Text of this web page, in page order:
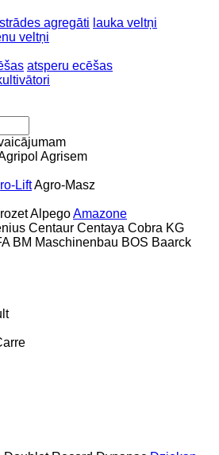
agregāti lauka veltņi
veltņi
atsperu ecēšas
Agrisem
LiftAgro-Masz
AlpegoAmazone
Centaur Centaya Cobra KG
BM Maschinenbau BOS Baarck